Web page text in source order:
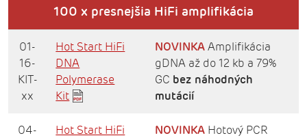
100 x presnejšia HiFi amplifikácia
01-
16-
KIT-
xx
Hot Start HiFi
DNA
Polymerase
Kit
NOVINKAAmplifikácia
gDNA až do 12 kb a 79%
GC bez náhodných
mutácií
04-
Hot Start HiFi
NOVINKA Hotový PCR